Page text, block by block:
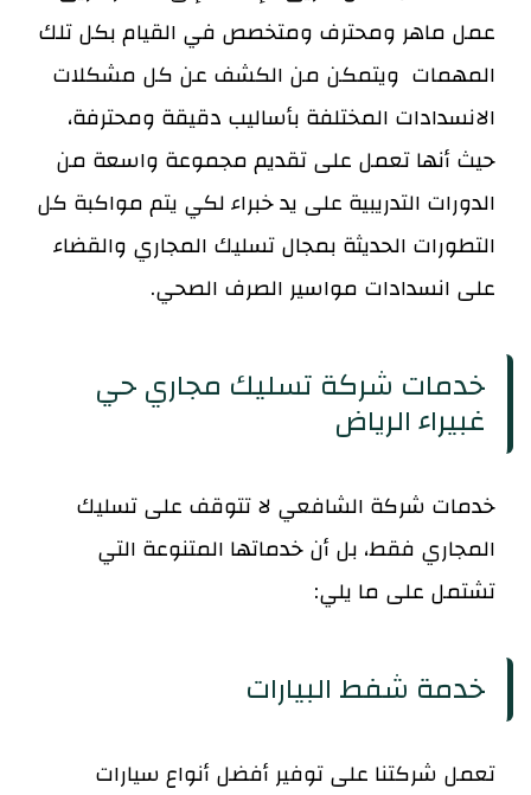
عمل ماهر ومحترف ومتخصص في القيام بكل تلك
المهمات ويتمكن من الكشف عن كل مشكلات
الانسدادات المختلفة بأساليب دقيقة ومحترفة،
حيث أنها تعمل على تقديم مجموعة واسعة من
الدورات التدريبية على يد خبراء لكي يتم مواكبة كل
التطورات الحديثة بمجال تسليك المجاري والقضاء
على انسدادات مواسير الصرف الصحي.
خدمات شركة تسليك مجاري حي
غبيراء الرياض
خدمات شركة الشافعي لا تتوقف على تسليك
المجاري فقط، بل أن خدماتها المتنوعة التي
تشتمل على ما يلي:
خدمة شفط البيارات
تعمل شركتنا على توفير أفضل أنواع سيارات